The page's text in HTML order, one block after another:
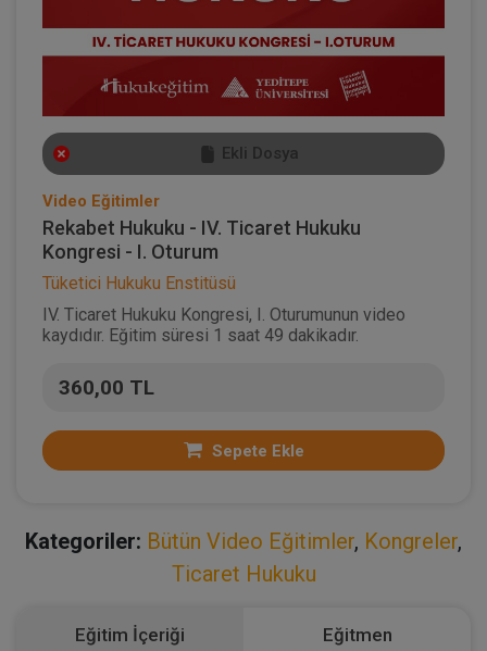
Ekli Dosya
Video Eğitimler
Rekabet Hukuku - IV. Ticaret Hukuku
Kongresi - I. Oturum
Tüketici Hukuku Enstitüsü
IV. Ticaret Hukuku Kongresi, I. Oturumunun video
kaydıdır. Eğitim süresi 1 saat 49 dakikadır.
360,00 TL
Sepete Ekle
Kategoriler: Bütün Video Eğitimler, Kongreler,
Ticaret Hukuku
Eğitim İçeriği Eğitmen